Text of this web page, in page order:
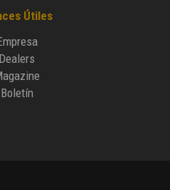
Útiles
Dealers
Boletín